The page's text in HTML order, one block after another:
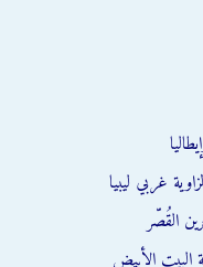
غربي ليبيا
القُصّر
الأبيض